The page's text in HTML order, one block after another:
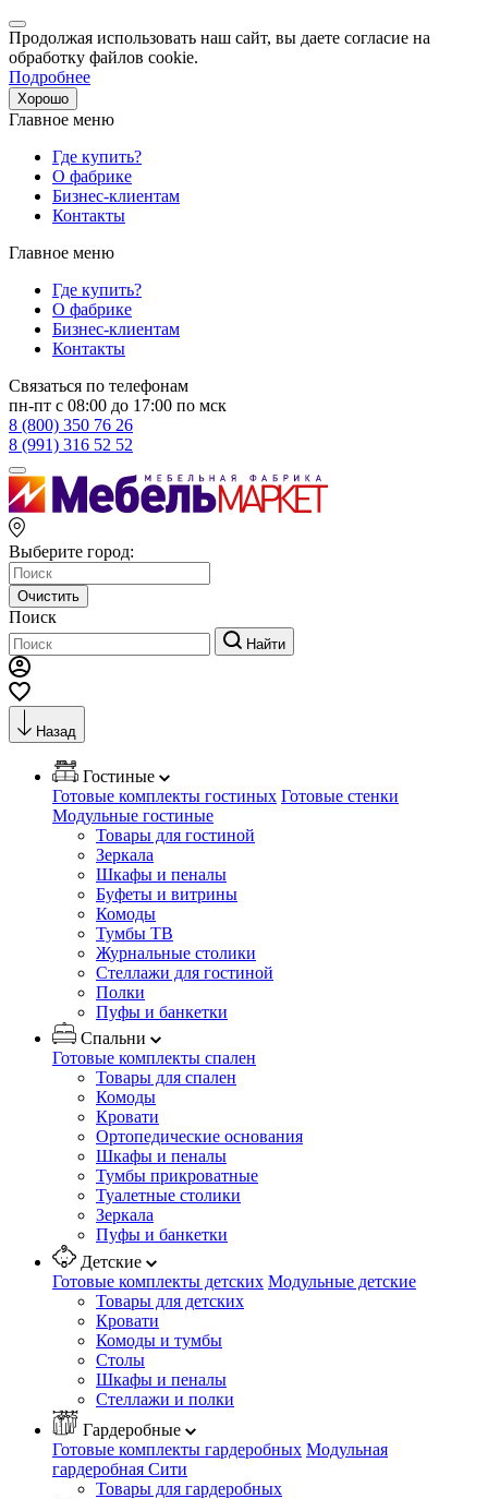
Продолжая использовать наш сайт, вы даете согласие на
обработку файлов cookie.
Подробнее
Хорошо
Главное меню
Где купить?
О фабрике
Бизнес-клиентам
Контакты
Главное меню
Где купить?
О фабрике
Бизнес-клиентам
Контакты
Связаться по телефонам
пн-пт с 08:00 до 17:00 по мск
8 (800) 350 76 26
8 (991) 316 52 52
Выберите город:
Очистить
Поиск
Найти
Назад
Гостиные
Готовые комплекты гостиных Готовые стенки
Модульные гостиные
Товары для гостиной
Зеркала
Шкафы и пеналы
Буфеты и витрины
Комоды
Тумбы ТВ
Журнальные столики
Стеллажи для гостиной
Полки
Пуфы и банкетки
Спальни
Готовые комплекты спален
Товары для спален
Комоды
Кровати
Ортопедические основания
Шкафы и пеналы
Тумбы прикроватные
Туалетные столики
Зеркала
Пуфы и банкетки
Детские
Готовые комплекты детских Модульные детские
Товары для детских
Кровати
Комоды и тумбы
Столы
Шкафы и пеналы
Стеллажи и полки
Гардеробные
Готовые комплекты гардеробных Модульная
гардеробная Сити
Товары для гардеробных